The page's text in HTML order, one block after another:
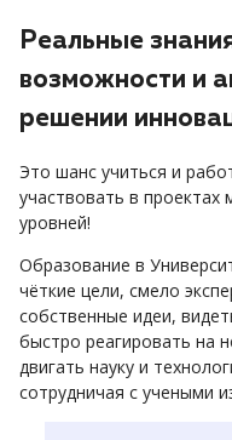
Реальные
возможности и
решении
Это шанс учиться и
участвовать в
уровней!
Образование в
чёткие цели, смело
собственные идеи,
быстро реагировать на
двигать науку и
сотрудничая с учеными